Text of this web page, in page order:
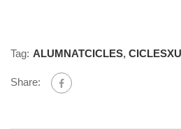
Tag: ALUMNATCICLES,
Share: